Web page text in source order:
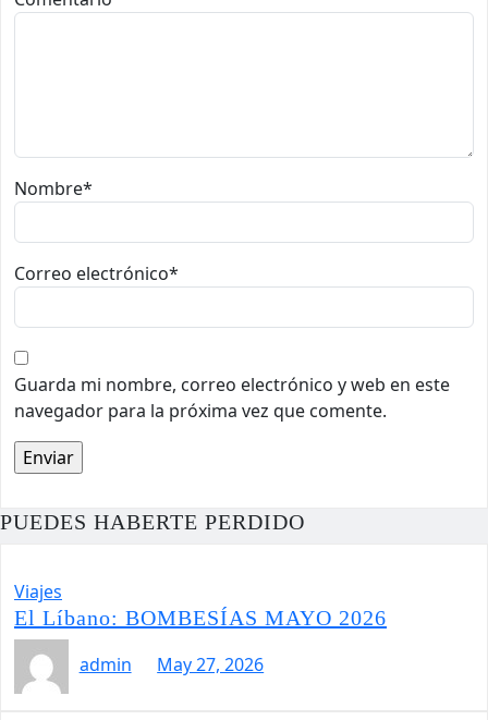
Nombre*
Correo electrónico*
Guarda mi nombre, correo electrónico y web en este
navegador para la próxima vez que comente.
PUEDES HABERTE PERDIDO
Viajes
El Líbano: BOMBESÍAS MAYO 2026
admin
May 27, 2026